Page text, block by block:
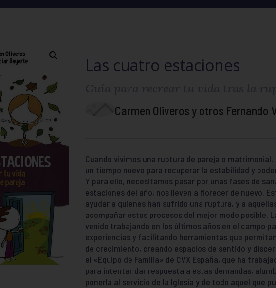
Las cuatro estaciones
Carmen Oliveros y otros Fernando
Cuando vivimos una ruptura de pareja o matrimonial,
un tiempo nuevo para recuperar la estabilidad y
Y para ello, necesitamos pasar por unas fases de
estaciones del año, nos lleven a florecer de nuevo.
ayudar a quienes han sufrido una ruptura, y a
acompañar estos procesos del mejor modo posible. La
venido trabajando en los últimos años en el campo
experiencias y facilitando herramientas que
de crecimiento, creando espacios de sentido y
el «Equipo de Familia» de CVX España, que ha
para intentar dar respuesta a estas demandas,
ponerla al servicio de la Iglesia y de todo aquel que